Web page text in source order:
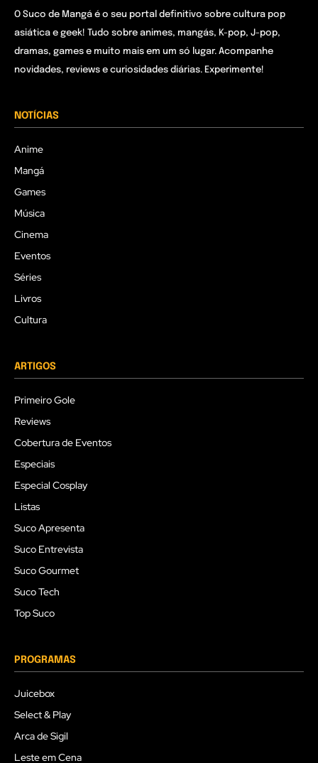
O Suco de Mangá é o seu portal definitivo sobre cultura pop
asiática e geek! Tudo sobre animes, mangás, K-pop, J-pop,
dramas, games e muito mais em um só lugar. Acompanhe
novidades, reviews e curiosidades diárias. Experimente!
NOTÍCIAS
Anime
Mangá
Games
Música
Cinema
Eventos
Séries
Livros
Cultura
ARTIGOS
Primeiro Gole
Reviews
Cobertura de Eventos
Especiais
Especial Cosplay
Listas
Suco Apresenta
Suco Entrevista
Suco Gourmet
Suco Tech
Top Suco
PROGRAMAS
Juicebox
Select & Play
Arca de Sigil
Leste em Cena